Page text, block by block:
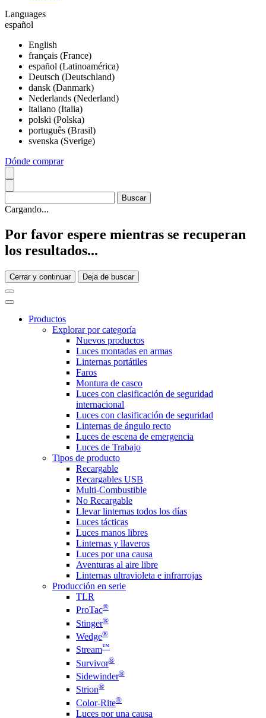
Languages
español
English
français (France)
español (Latinoamérica)
Deutsch (Deutschland)
dansk (Danmark)
Nederlands (Nederland)
italiano (Italia)
polski (Polska)
português (Brasil)
svenska (Sverige)
Dónde comprar
Cargando...
Por favor espere mientras se recuperan
los resultados...
Cerrar y continuar Deja de buscar
Productos
Explorar por categoría
Nuevos productos
Luces montadas en armas
Linternas portátiles
Faros
Montura de casco
Luces con clasificación de seguridad
internacional
Luces con clasificación de seguridad
Linternas de ángulo recto
Luces de escena de emergencia
Luces de Trabajo
Tipos de producto
Recargable
Recargables USB
Multi-Combustible
No Recargable
Llevar linternas todos los días
Luces tácticas
Luces manos libres
Linternas y llaveros
Luces por una causa
Aventuras al aire libre
Linternas ultravioleta e infrarrojas
Producción en serie
TLR
ProTac®
Stinger®
Wedge®
Stream™
Survivor®
Sidewinder®
Strion®
Color-Rite®
Luces por una causa